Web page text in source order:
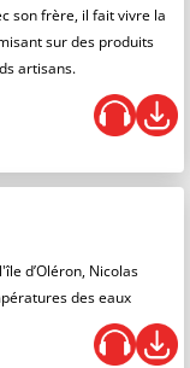
son frère, il fait vivre la
sur des produits
artisans.
d’Oléron, Nicolas
des eaux